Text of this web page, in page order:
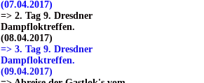
(07.04.2017)
=> 2. Tag 9. Dresdner
Dampfloktreffen.
(08.04.2017)
=> 3. Tag 9. Dresdner
Dampfloktreffen.
(09.04.2017)